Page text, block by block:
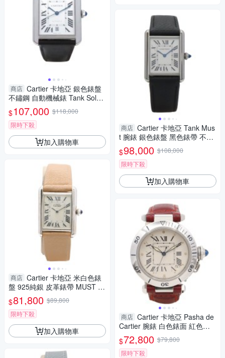
商店 Cartier 卡地亞 銀色錶盤
不鏽鋼 自動機械錶 Tank Solo
XL 腕錶 W5200027 【二手名
牌BRAND OFF】
$107,000 $118,000
限時下殺
加入購物車
商店 Cartier 卡地亞 米白色錶
盤 925純銀 皮革錶帶 MUST T
ANK SM 腕錶 W1016230 【二
手名牌BRAND OFF】
$81,800 $89,800
限時下殺
加入購物車
商店 Cartier 卡地亞 Tank Mus
t 腕錶 銀色錶盤 黑色錶帶 不鏽
鋼 WSTA0041 【二手名牌BRA
ND OFF】
$98,000 $108,000
限時下殺
加入購物車
商店 Cartier 卡地亞 Pasha de
Cartier 腕錶 白色錶面 紅色錶
帶(非原廠錶帶) W3100255
【二手名牌BRAND OFF】
$72,800 $79,800
限時下殺